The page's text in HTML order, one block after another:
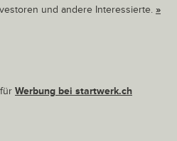
und andere Interessierte. »
Werbung bei startwerk.ch